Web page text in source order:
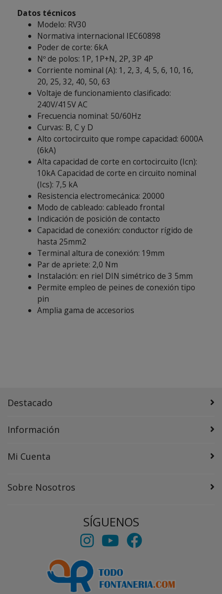
Datos técnicos
Modelo: RV30
Normativa internacional IEC60898
Poder de corte: 6kA
Nº de polos: 1P, 1P+N, 2P, 3P 4P
Corriente nominal (A): 1, 2, 3, 4, 5, 6, 10, 16,
20, 25, 32, 40, 50, 63
Voltaje de funcionamiento clasificado:
240V/415V AC
Frecuencia nominal: 50/60Hz
Curvas: B, C y D
Alto cortocircuito que rompe capacidad: 6000A
(6kA)
Alta capacidad de corte en cortocircuito (Icn):
10kA Capacidad de corte en circuito nominal
(Ics): 7,5 kA
Resistencia electromecánica: 20000
Modo de cableado: cableado frontal
Indicación de posición de contacto
Capacidad de conexión: conductor rígido de
hasta 25mm2
Terminal altura de conexión: 19mm
Par de apriete: 2,0 Nm
Instalación: en riel DIN simétrico de 3 5mm
Permite empleo de peines de conexión tipo
pin
Amplia gama de accesorios
Destacado
Información
Mi Cuenta
Sobre Nosotros
SÍGUENOS